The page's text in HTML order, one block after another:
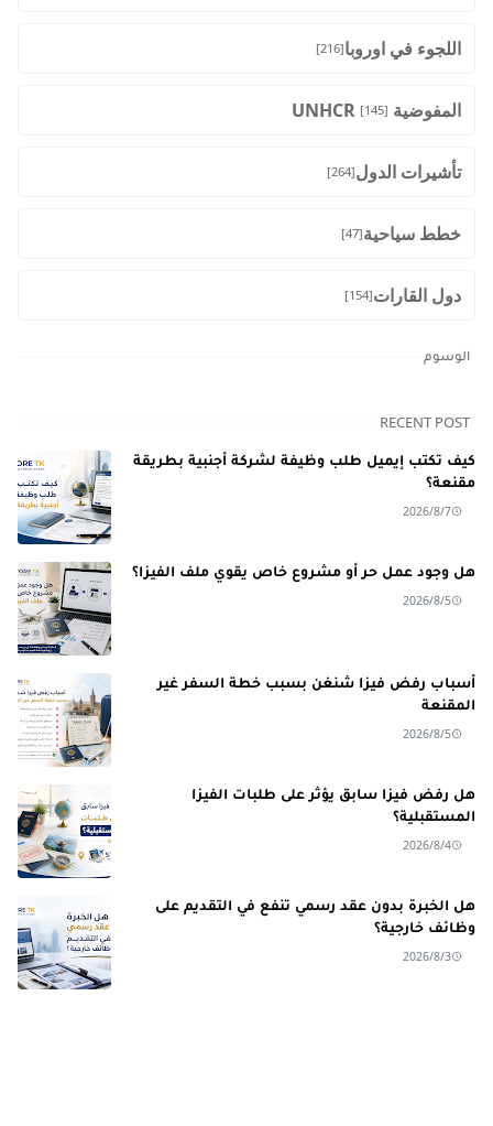
اللجوء في اوروبا[216]
المفوضية UNHCR [145]
تأشيرات الدول[264]
خطط سياحية[47]
دول القارات[154]
الوسوم
RECENT POST
كيف تكتب إيميل طلب وظيفة لشركة أجنبية بطريقة
مقنعة؟
2026/8/7
هل وجود عمل حر أو مشروع خاص يقوي ملف الفيزا؟
2026/8/5
أسباب رفض فيزا شنغن بسبب خطة السفر غير
المقنعة
2026/8/5
هل رفض فيزا سابق يؤثر على طلبات الفيزا
المستقبلية؟
2026/8/4
هل الخبرة بدون عقد رسمي تنفع في التقديم على
وظائف خارجية؟
2026/8/3